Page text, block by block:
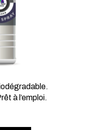
à l’emploi.